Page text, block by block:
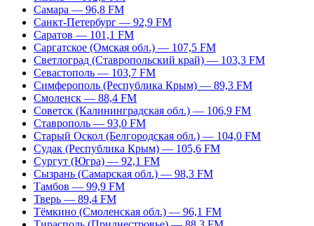
Самара — 96,8 FM
Санкт-Петербург — 92,9 FM
Саратов — 101,1 FM
Саргатское (Омская обл.) — 107,5 FM
Светлоград (Ставропольский край) — 103,3 FM
Севастополь — 103,7 FM
Симферополь (Республика Крым) — 89,3 FM
Смоленск — 88,4 FM
Советск (Калининградская обл.) — 106,9 FM
Ставрополь — 93,0 FM
Старый Оскол (Белгородская обл.) — 104,0 FM
Судак (Республика Крым) — 105,6 FM
Сургут (Югра) — 92,1 FM
Сызрань (Самарская обл.) — 98,3 FM
Тамбов — 99,9 FM
Тверь — 89,4 FM
Тёмкино (Смоленская обл.) — 96,1 FM